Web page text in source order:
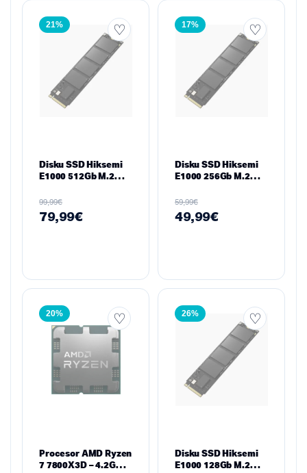
21%
Disku SSD Hiksemi
E1000 512Gb M.2
99,99€
79,99€
17%
Disku SSD Hiksemi
E1000 256Gb M.2
59,99€
49,99€
20%
Procesor AMD Ryzen
7 7800X3D – 4.2GHz
26%
Disku SSD Hiksemi
E1000 128Gb M.2